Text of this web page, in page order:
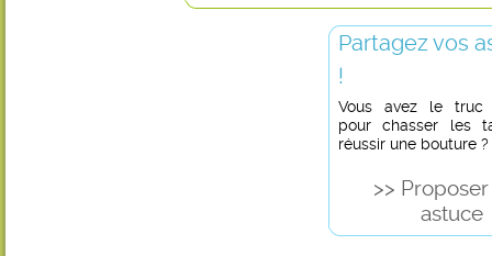
Partagez vos
!
Vous avez le truc
pour chasser les
réussir une bouture ?
>>
astuce